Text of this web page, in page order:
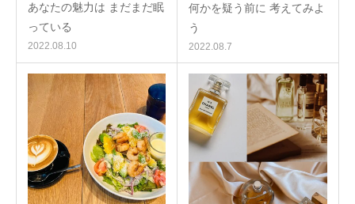
あなたの魅力は まだまだ眠
っている
2022.08.10
何かを疑う前に 考えてみよ
う
2022.08.7